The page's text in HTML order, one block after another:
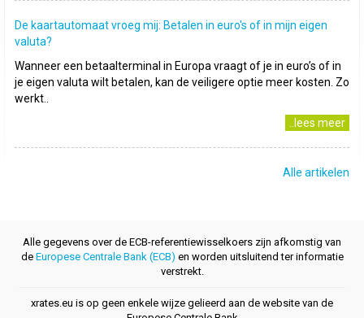
De kaartautomaat vroeg mij: Betalen in euro's of in mijn eigen
valuta?
Wanneer een betaalterminal in Europa vraagt of je in euro’s of in
je eigen valuta wilt betalen, kan de veiligere optie meer kosten. Zo
werkt..
..lees meer
Alle artikelen
Alle gegevens over de ECB-referentiewisselkoers zijn afkomstig van
de Europese Centrale Bank (ECB) en worden uitsluitend ter informatie
verstrekt.
xrates.eu is op geen enkele wijze gelieerd aan de website van de